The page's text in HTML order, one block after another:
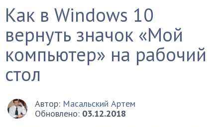
Как в Windows 10
вернуть значок «Мой
компьютер» на рабочий
стол
Автор: Масальский Артем
Обновлено: 03.12.2018